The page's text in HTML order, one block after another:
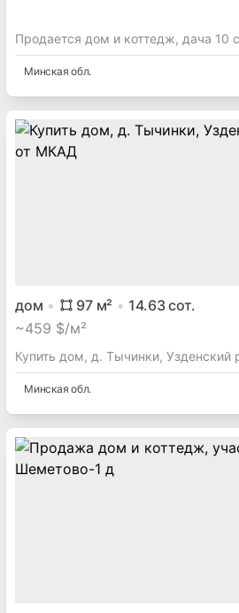
Продается дом и коттедж, дача 10
Минская обл.
дом 97м² 14.63сот.
~459 $/м²
Купить дом, д. Тычинки,
Минская обл.